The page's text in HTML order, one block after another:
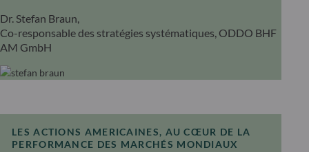
Dr. Stefan Braun,
Co-responsable des stratégies systématiques, ODDO BHF
AM GmbH
LES ACTIONS AMERICAINES, AU CŒUR DE LA
PERFORMANCE DES MARCHÉS MONDIAUX